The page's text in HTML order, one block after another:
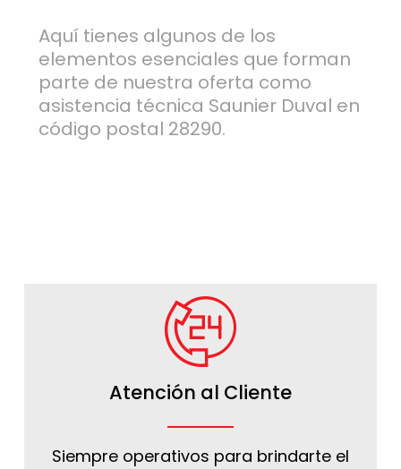
Aquí tienes algunos de los
elementos esenciales que forman
parte de nuestra oferta como
asistencia técnica Saunier Duval en
código postal 28290.
Atención al Cliente
Siempre operativos para brindarte el